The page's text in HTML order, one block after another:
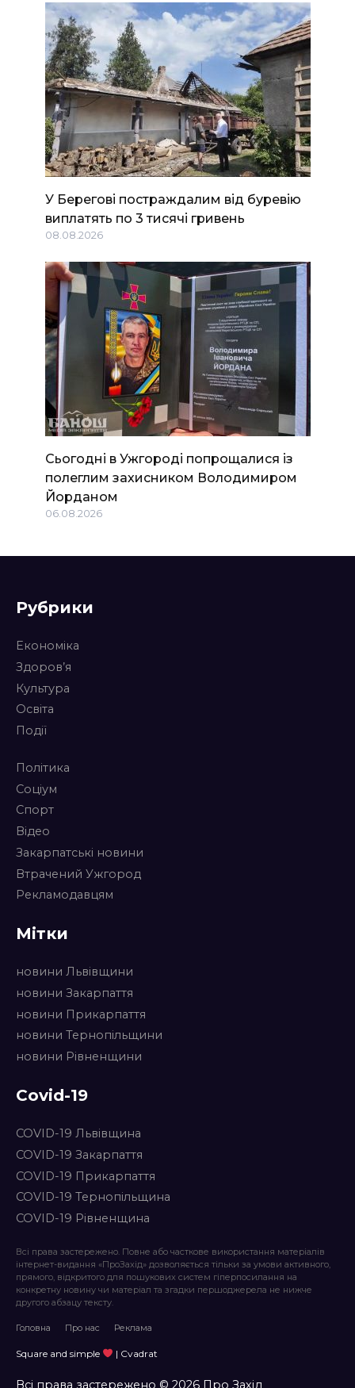
У Берегові постраждалим від буревію
виплатять по 3 тисячі гривень
08.08.2026
Сьогодні в Ужгороді попрощалися із
полеглим захисником Володимиром
Йорданом
06.08.2026
Рубрики
Економіка
Здоров’я
Культура
Освіта
Події
Політика
Соціум
Спорт
Відео
Закарпатські новини
Втрачений Ужгород
Рекламодавцям
Мітки
новини Львівщини
новини Закарпаття
новини Прикарпаття
новини Тернопільщини
новини Рівненщини
Covid-19
COVID-19 Львівщина
COVID-19 Закарпаття
COVID-19 Прикарпаття
COVID-19 Тернопільщина
COVID-19 Рівненщина
Всі права застережено. Повне або часткове використання матеріалів
інтернет-видання «ПроЗахід» дозволяється тільки за умови активного,
прямого, відкритого для пошукових систем гіперпосилання на
конкретну новину чи матеріал та згадки першоджерела не нижче
другого абзацу тексту.
Головна Про нас Реклама
Square and simple | Cvadrat
Всі права застережено © 2026 Про Захід